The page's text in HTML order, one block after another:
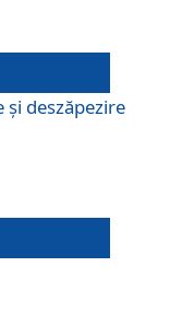
deszăpezire